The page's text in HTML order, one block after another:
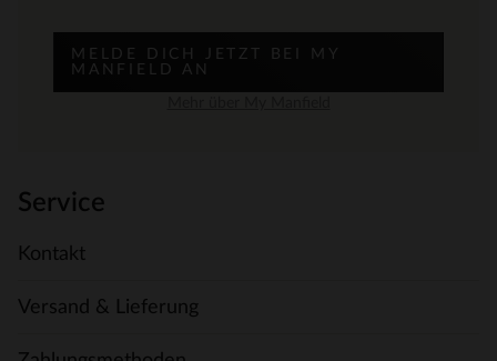
MELDE DICH JETZT BEI MY
MANFIELD AN
Service
Kontakt
Versand & Lieferung